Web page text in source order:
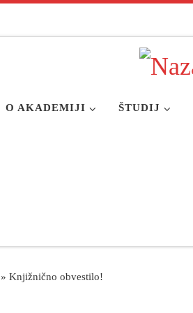
O AKADEMIJI ŠTUDIJ
» Knjižnično obvestilo!